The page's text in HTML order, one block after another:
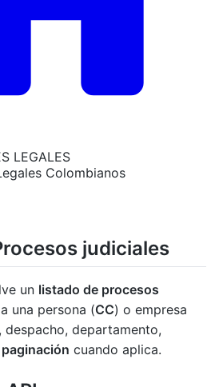
LEGALES
Colombianos
judiciales
un listado de procesos
una persona (CC) o empresa
despacho, departamento,
paginación cuando aplica.